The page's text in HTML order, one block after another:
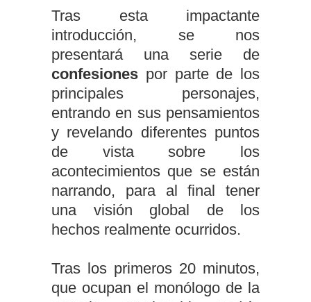
Tras esta impactante
introducción, se nos
presentará una serie de
confesiones por parte de los
principales personajes,
entrando en sus pensamientos
y revelando diferentes puntos
de vista sobre los
acontecimientos que se están
narrando, para al final tener
una visión global de los
hechos realmente ocurridos.
Tras los primeros 20 minutos,
que ocupan el monólogo de la